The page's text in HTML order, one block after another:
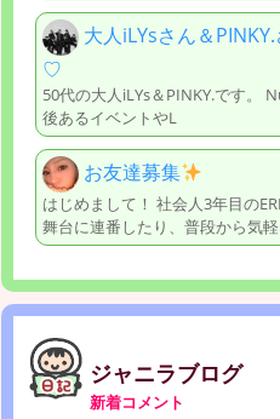
大人iLYsさん＆
♡
50代の大人iLYs＆PINKY.です。
後あるイベントやL
お友達募集
はじめまして！ 社会人3年目の
舞台に連番したり、普段から気
ジャニラブログ
新着コメント